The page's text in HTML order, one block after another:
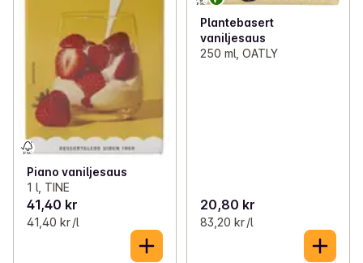
Piano vaniljesaus
1 l, TINE
41,40 kr
41,40 kr /l
Plantebasert
vaniljesaus
250 ml, OATLY
20,80 kr
83,20 kr /l